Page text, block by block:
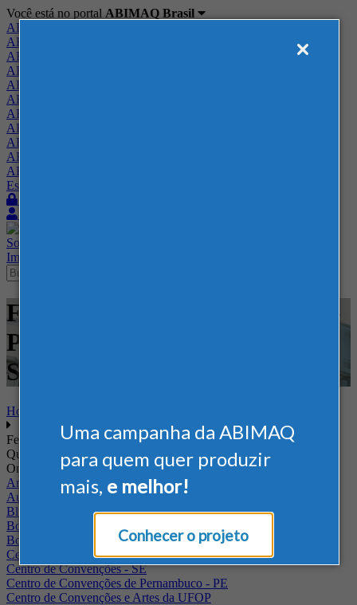
Uma campanha da ABIMAQ
para quem quer produzir
mais, e melhor!
Conhecer o projeto
Você está no portal ABIMAQ Brasil
ABIMAQ Brasil
ABIMAQ Minas Gerais
ABIMAQ Norte-Nordeste
ABIMAQ Paraná
ABIMAQ Piracicaba
ABIMAQ Ribeirão Preto
ABIMAQ Rio de Janeiro
ABIMAQ Rio Grande do Sul
ABIMAQ Santa Catarina
ABIMAQ São Paulo
ABIMAQ Vale do Paraíba
Escritório de Relações Governamentais
Sobre
Imprensa
Feiras - Expotrade - Curitiba -
PR - Feira Internacional -
Saneamento
Home
Feiras
Quando
Onde
Arena Jaguariuna
Auditório Albano Franco - FIEPA
Blumenau - SC
BolognaFiere
Boulevard Olimpico - RJ
Centro Internacional de Convenções do Brasil, em Brasília
Centro de Convenções - SE
Centro de Convenções de Pernambuco - PE
Centro de Convenções e Artes da UFOP